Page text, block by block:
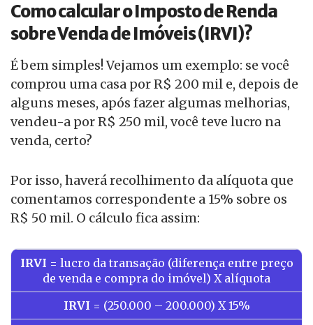
Como calcular o Imposto de Renda
sobre Venda de Imóveis (IRVI)?
É bem simples! Vejamos um exemplo: se você
comprou uma casa por R$ 200 mil e, depois de
alguns meses, após fazer algumas melhorias,
vendeu-a por R$ 250 mil, você teve lucro na
venda, certo?
Por isso, haverá recolhimento da alíquota que
comentamos correspondente a 15% sobre os
R$ 50 mil. O cálculo fica assim:
IRVI = lucro da transação (diferença entre preço
de venda e compra do imóvel) X alíquota
IRVI = (250.000 – 200.000) X 15%